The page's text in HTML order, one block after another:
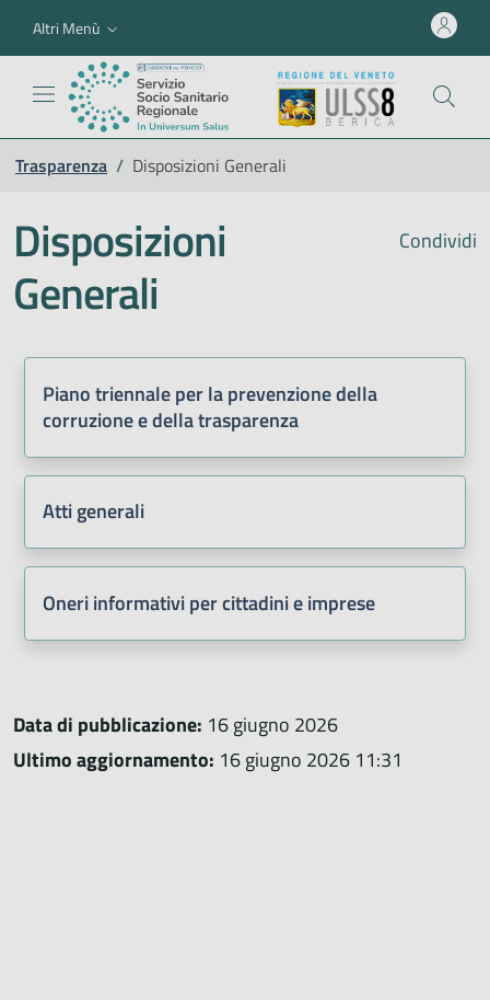
Altri Menù
Trasparenza / Disposizioni Generali
Condividi
Disposizioni
Generali
Piano triennale per la prevenzione della
corruzione e della trasparenza
Atti generali
Oneri informativi per cittadini e imprese
Data di pubblicazione: 16 giugno 2026
Ultimo aggiornamento: 16 giugno 2026 11:31